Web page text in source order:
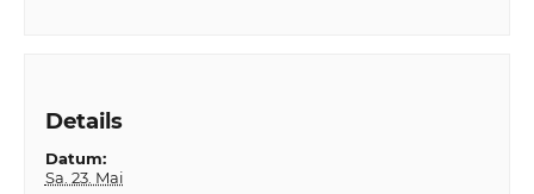
Details
Datum:
Sa. 23. Mai